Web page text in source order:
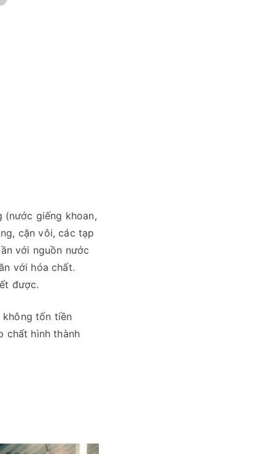
giếng khoan,
cặn vôi, các tạp
với nguồn nước
với hóa chất.
được.
không tốn tiền
chất hình thành